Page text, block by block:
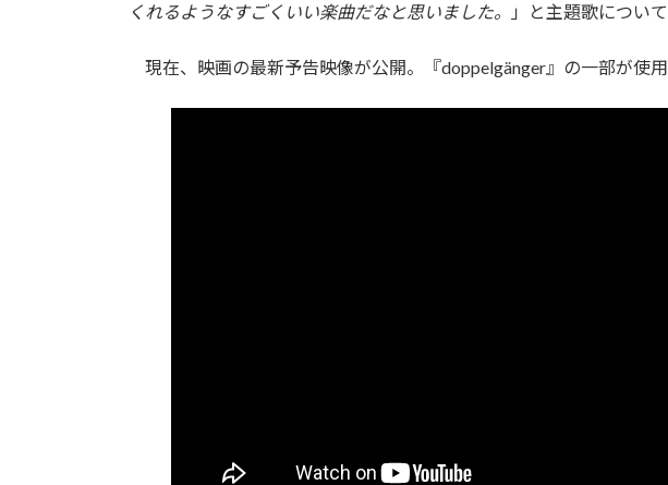
くれるようなすごくいい楽曲だなと思いました。
」と主題歌につい
現在、映画の最新予告映像が公開。『doppelgänger』の一部が使用